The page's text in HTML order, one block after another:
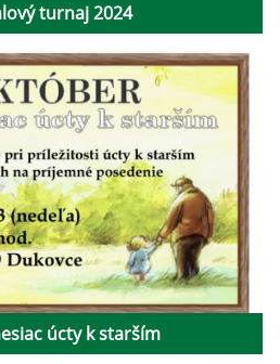
turnaj 2024
úcty k starším